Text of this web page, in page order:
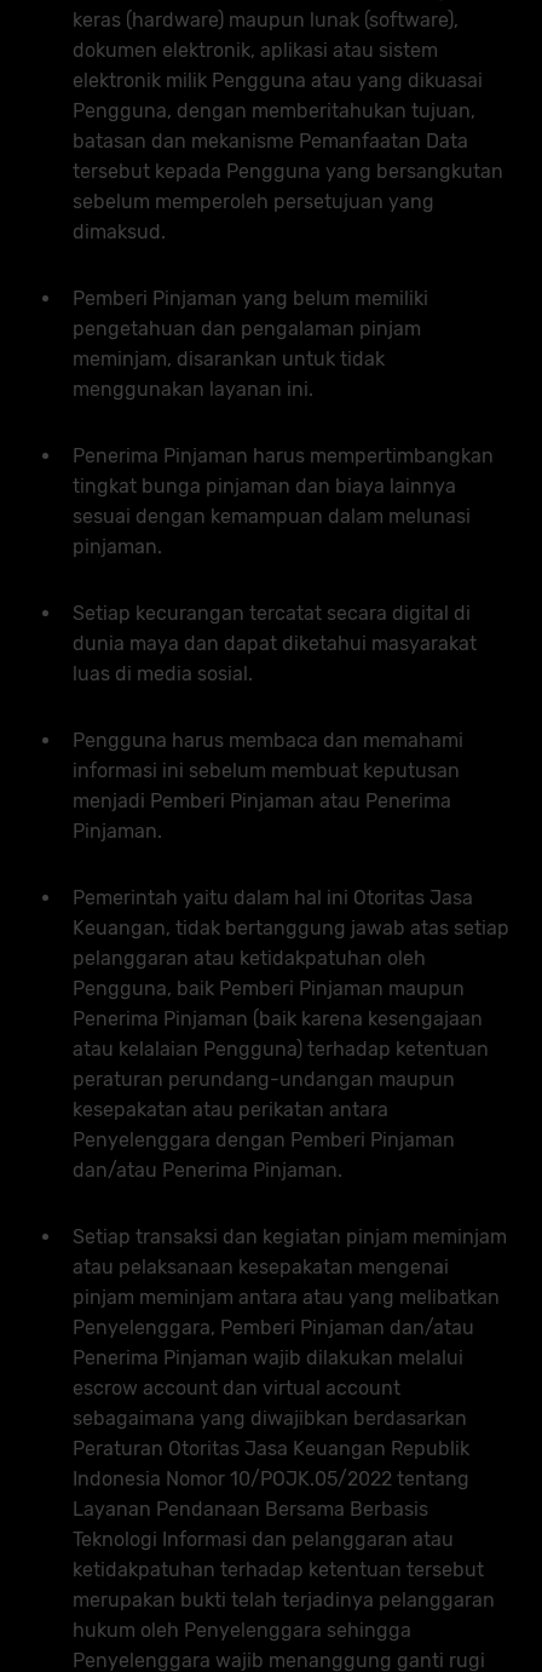
keras (hardware) maupun lunak (software),
dokumen elektronik, aplikasi atau sistem
elektronik milik Pengguna atau yang dikuasai
Pengguna, dengan memberitahukan tujuan,
batasan dan mekanisme Pemanfaatan Data
tersebut kepada Pengguna yang bersangkutan
sebelum memperoleh persetujuan yang
dimaksud.
Pemberi Pinjaman yang belum memiliki
pengetahuan dan pengalaman pinjam
meminjam, disarankan untuk tidak
menggunakan layanan ini.
Penerima Pinjaman harus mempertimbangkan
tingkat bunga pinjaman dan biaya lainnya
sesuai dengan kemampuan dalam melunasi
pinjaman.
Setiap kecurangan tercatat secara digital di
dunia maya dan dapat diketahui masyarakat
luas di media sosial.
Pengguna harus membaca dan memahami
informasi ini sebelum membuat keputusan
menjadi Pemberi Pinjaman atau Penerima
Pinjaman.
Pemerintah yaitu dalam hal ini Otoritas Jasa
Keuangan, tidak bertanggung jawab atas setiap
pelanggaran atau ketidakpatuhan oleh
Pengguna, baik Pemberi Pinjaman maupun
Penerima Pinjaman (baik karena kesengajaan
atau kelalaian Pengguna) terhadap ketentuan
peraturan perundang-undangan maupun
kesepakatan atau perikatan antara
Penyelenggara dengan Pemberi Pinjaman
dan/atau Penerima Pinjaman.
Setiap transaksi dan kegiatan pinjam meminjam
atau pelaksanaan kesepakatan mengenai
pinjam meminjam antara atau yang melibatkan
Penyelenggara, Pemberi Pinjaman dan/atau
Penerima Pinjaman wajib dilakukan melalui
escrow account dan virtual account
sebagaimana yang diwajibkan berdasarkan
Peraturan Otoritas Jasa Keuangan Republik
Indonesia Nomor 10/POJK.05/2022 tentang
Layanan Pendanaan Bersama Berbasis
Teknologi Informasi dan pelanggaran atau
ketidakpatuhan terhadap ketentuan tersebut
merupakan bukti telah terjadinya pelanggaran
hukum oleh Penyelenggara sehingga
Penyelenggara wajib menanggung ganti rugi